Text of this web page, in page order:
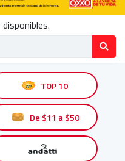
TOP 10
De $11 a $50